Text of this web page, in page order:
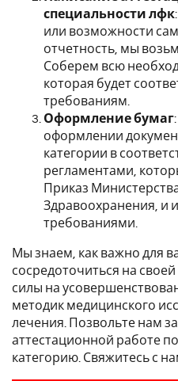
специальности лфк
или возможности
отчетность, мы
Соберем всю
которая будет
требованиям.
Оформление бумаг
оформлении
категории в
регламентами,
Приказ
Здравоохранения, и
требованиями.
Мы знаем, как важно для
сосредоточиться на
силы на
методик медицинского
лечения. Позвольте нам
аттестационной работе
категорию. Свяжитесь с